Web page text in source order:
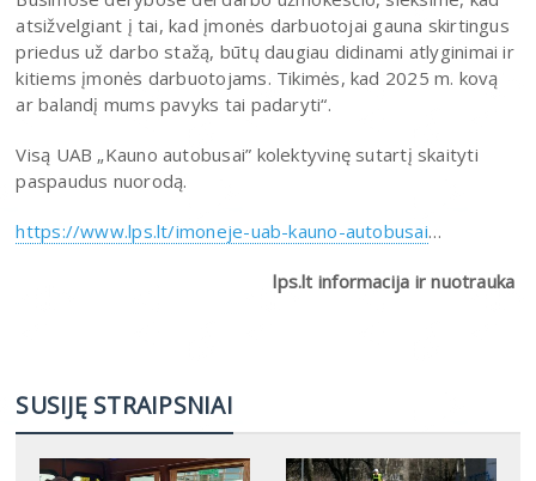
atsižvelgiant į tai, kad įmonės darbuotojai gauna skirtingus
priedus už darbo stažą, būtų daugiau didinami atlyginimai ir
kitiems įmonės darbuotojams. Tikimės, kad 2025 m. kovą
ar balandį mums pavyks tai padaryti“.
Visą UAB „Kauno autobusai” kolektyvinę sutartį skaityti
paspaudus nuorodą.
https://www.lps.lt/imoneje-uab-kauno-autobusai…
lps.lt informacija ir nuotrauka
SUSIJĘ STRAIPSNIAI